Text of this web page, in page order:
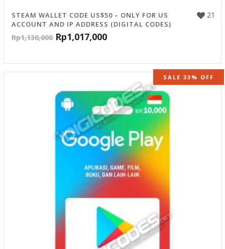
21
STEAM WALLET CODE US$50 – ONLY FOR US
ACCOUNT AND IP ADDRESS (DIGITAL CODES)
Rp1,130,000 Rp1,017,000
SALE 33% OFF